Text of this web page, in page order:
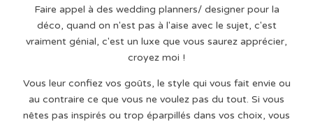
Faire appel à des wedding planners/ designer pour la
déco, quand on n'est pas à l'aise avec le sujet, c'est
vraiment génial, c'est un luxe que vous saurez apprécier,
croyez moi !
Vous leur confiez vos goûts, le style qui vous fait envie ou
au contraire ce que vous ne voulez pas du tout. Si vous
nêtes pas inspirés ou trop éparpillés dans vos choix, vous